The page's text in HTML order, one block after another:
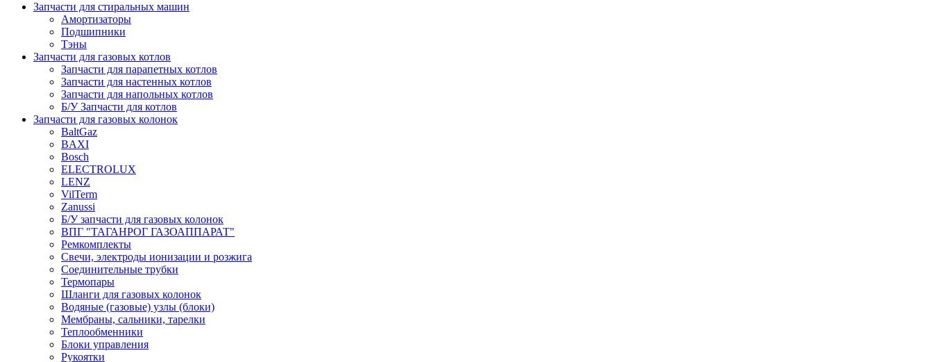
Запчасти для стиральных машин
Амортизаторы
Подшипники
Тэны
Запчасти для газовых котлов
Запчасти для парапетных котлов
Запчасти для настенных котлов
Запчасти для напольных котлов
Б/У Запчасти для котлов
Запчасти для газовых колонок
BaltGaz
BAXI
Bosch
ELECTROLUX
LENZ
VilTerm
Zanussi
Б/У запчасти для газовых колонок
ВПГ "ТАГАНРОГ ГАЗОАППАРАТ"
Ремкомплекты
Свечи, электроды ионизации и розжига
Соединительные трубки
Термопары
Шланги для газовых колонок
Водяные (газовые) узлы (блоки)
Мембраны, сальники, тарелки
Теплообменники
Блоки управления
Рукоятки